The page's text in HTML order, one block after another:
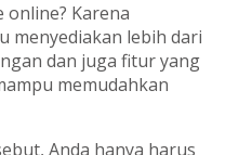
online? Karena
menyediakan lebih dari
dan juga fitur yang
memudahkan
Anda hanya harus